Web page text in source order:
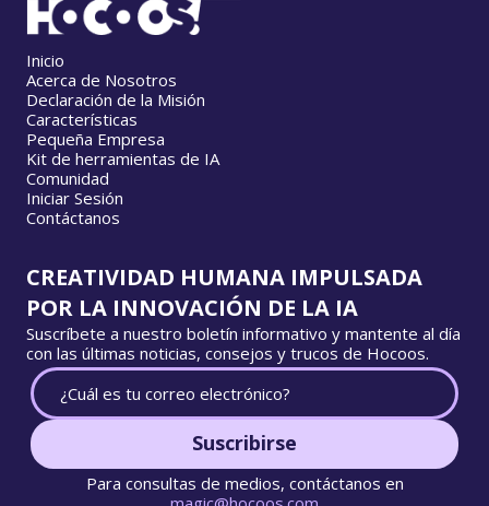
Inicio
Acerca de Nosotros
Declaración de la Misión
Características
Pequeña Empresa
Kit de herramientas de IA
Comunidad
Iniciar Sesión
Contáctanos
CREATIVIDAD HUMANA IMPULSADA
POR LA INNOVACIÓN DE LA IA
Suscríbete a nuestro boletín informativo y mantente al día
con las últimas noticias, consejos y trucos de Hocoos.
Suscribirse
Para consultas de medios, contáctanos en